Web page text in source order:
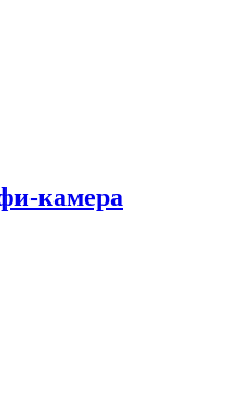
камера